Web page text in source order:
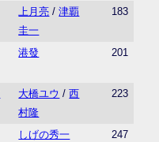
上月亮 /津覇
圭一
183
港發 201
大橋ユウ /西
村隆
223
しげの秀一 247